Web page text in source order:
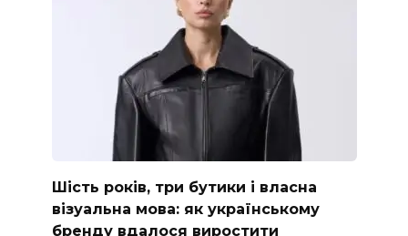
Шість років, три бутики і власна
візуальна мова: як українському
бренду вдалося виростити